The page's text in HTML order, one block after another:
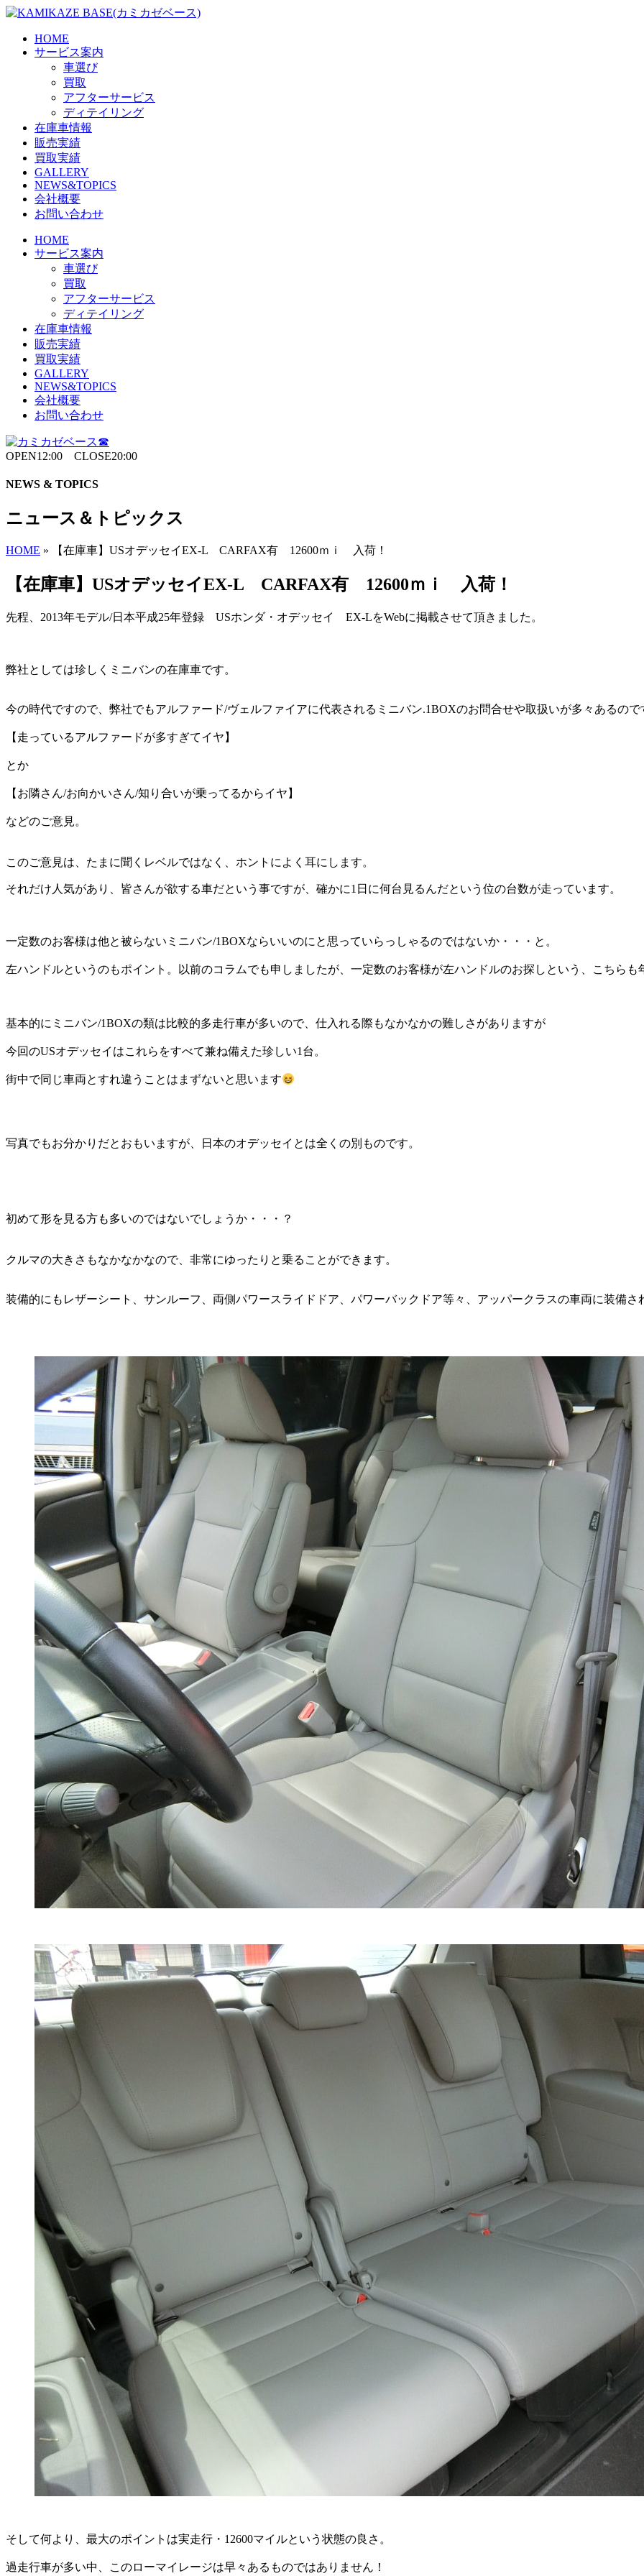
Skip
content
HOME
サービス案内
車選び
買取
アフターサービス
ディテイリング
在庫車情報
販売実績
買取実績
GALLERY
NEWS&TOPICS
会社概要
お問い合わせ
HOME
サービス案内
車選び
買取
アフターサービス
ディテイリング
在庫車情報
販売実績
買取実績
GALLERY
NEWS&TOPICS
会社概要
お問い合わせ
OPEN12:00 CLOSE20:00
NEWS & TOPICS
ニュース＆トピックス
HOME » 【在庫車】USオデッセイEX-L CARFAX有 12600ｍｉ 入荷！
【在庫車】USオデッセイEX-L CARFAX有 12600ｍｉ 入荷！
先程、2013年モデル/日本平成25年登録 USホンダ・オデッセイ EX-LをWebに掲載させて頂きました。
弊社としては珍しくミニバンの在庫車です。
今の時代ですので、弊社でもアルファード/ヴェルファイアに代表されるミニバン.1BOXのお問合せや取扱いが多々あるの
【走っているアルファードが多すぎてイヤ】
とか
【お隣さん/お向かいさん/知り合いが乗ってるからイヤ】
などのご意見。
このご意見は、たまに聞くレベルではなく、ホントによく耳にします。
それだけ人気があり、皆さんが欲する車だという事ですが、確かに1日に何台見るんだという位の台数が走っています。
一定数のお客様は他と被らないミニバン/1BOXならいいのにと思っていらっしゃるのではないか・・・と。
左ハンドルというのもポイント。以前のコラムでも申しましたが、一定数のお客様が左ハンドルのお探しという、こちらも
基本的にミニバン/1BOXの類は比較的多走行車が多いので、仕入れる際もなかなかの難しさがありますが
今回のUSオデッセイはこれらをすべて兼ね備えた珍しい1台。
街中で同じ車両とすれ違うことはまずないと思います
写真でもお分かりだとおもいますが、日本のオデッセイとは全くの別ものです。
初めて形を見る方も多いのではないでしょうか・・・？
クルマの大きさもなかなかなので、非常にゆったりと乗ることができます。
装備的にもレザーシート、サンルーフ、両側パワースライドドア、パワーバックドア等々、アッパークラスの車両に装備さ
そして何より、最大のポイントは実走行・12600マイルという状態の良さ。
過走行車が多い中、このローマイレージは早々あるものではありません！